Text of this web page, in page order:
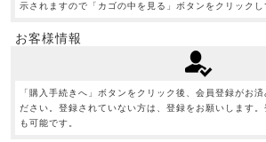
示されますので「カゴの中を見る」ボタンをクリックし
お客様情報
「購入手続きへ」ボタンをクリック後、会員登録がお
ださい。登録されていない方は、登録をお願いします
も可能です。